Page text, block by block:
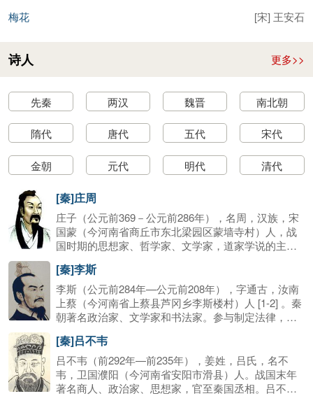
梅花
[宋] 王安石
诗人 更多>>
先秦 两汉 魏晋 南北朝
隋代 唐代 五代 宋代
金朝 元代 明代 清代
[秦]庄周
庄子（公元前369－公元前286年），名周，汉族，宋
国蒙（今河南省商丘市东北梁园区蒙墙寺村）人，战
国时期的思想家、哲学家、文学家，道家学说的主要
楚国发生内乱，先人避夷宗之罪迁至宋国蒙地。庄子
生平只做过地方漆园吏，因崇尚自由而不应同宗楚威
王之聘。老子思想的继承和发展者。后世将他与老子
并称为“老庄”。他们的哲学思想体系，被思想学术界尊
游》、《齐物论》等。
[秦]李斯
李斯（公元前284年—公元前208年），字通古，汝南
上蔡（今河南省上蔡县芦冈乡李斯楼村）人 [1-2] 。秦
朝著名政治家、文学家和书法家。参与制定法律，统
施，对中国和世界产生了深远的影响，奠定了中国两
千多年封建专制的基本格局。秦始皇死后，勾结内官
赵高伪造遗诏，迫令公子扶苏自杀，拥立胡亥为二世
皇帝，后为赵高所忌。秦二世二年（前208年），父子
[秦]吕不韦
吕不韦（前292年—前235年），姜姓，吕氏，名不
韦，卫国濮阳（今河南省安阳市滑县）人。战国末年
著名商人、政治家、思想家，官至秦国丞相。吕不韦